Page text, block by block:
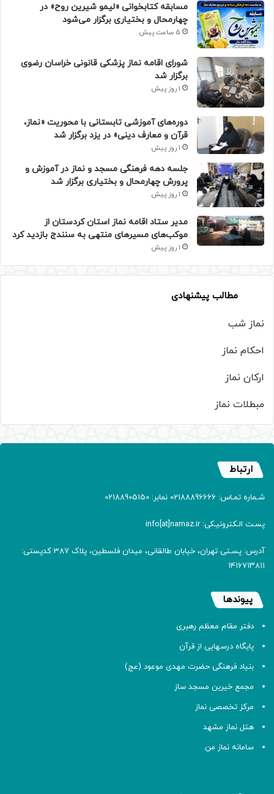
مسابقه کتابخوانی «لیمو شیرین روح» در
چهارمحال و بختیاری برگزار می‌شود
5 ساعت پیش
شورای اقامه نماز پزشکی قانونی خراسان رضوی
برگزار شد
1 روز پیش
دوره‌های آموزشی تابستانی با محوریت «نماز،
قرآن و معارف دینی» در یزد برگزار شد
1 روز پیش
جلسه دهه فرهنگی مسجد و نماز در آموزش و
پرورش چهارمحال و بختیاری برگزار شد
1 روز پیش
مدیر ستاد اقامه نماز استان کردستان از
موکب‌های مسیرهای منتهی به سنندج بازدید کرد
1 روز پیش
مطالب پیشنهادی
نماز شب
احکام نماز
ارکان نماز
مبطلات نماز
ارتباط
شـماره تمـاس: 02188896666 نمابر: 02188905150
پسـت الـکترونیـکی: info[at]namaz.ir
آدرس: پسـتی تهران، خیابان طالقانی، میدان فلسطین، پلاک 387 کدپستی:
۱۴۱۶۷۱۳۸۱۱
پیوندها
دفتر مقام معظم رهبری
پایگاه درسهایی از قرآن
بنیاد فرهنگی حضرت مهدی موعود (عج)
مجمع خیرین مسجد ساز
مرکز تخصصی نماز
هتل نماز مشهد
سامانه نماز من